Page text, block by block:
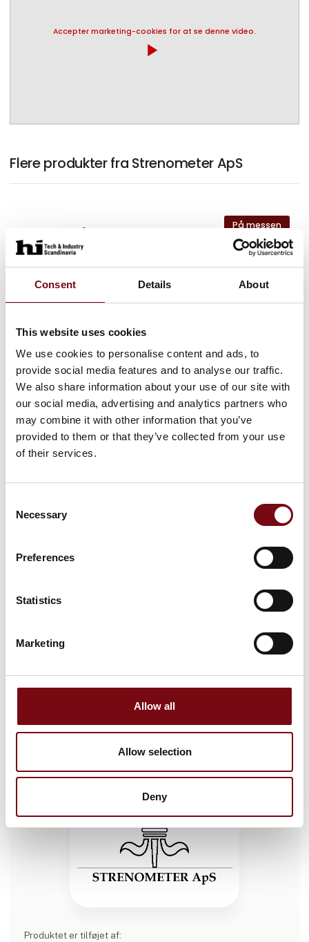
Consent Details About
This website uses cookies
We use cookies to personalise content and ads, to
provide social media features and to analyse our traffic.
We also share information about your use of our site with
our social media, advertising and analytics partners who
may combine it with other information that you’ve
provided to them or that they’ve collected from your use
of their services.
Selection
Necessary
Preferences
Statistics
Marketing
Allow all
Allow selection
Deny
Accepter marketing-cookies for at se denne video.
play_arrow
Flere produkter fra Strenometer ApS
På messen
UT Flaw Måler Sonatest Wave
UT korrosions og flawmåler Dakota
FX71-DL
På messen
UT Tykkelsesmåler Elcometer MTG-
serien
På messen
UT Præcisionsmåler Elcometer PTG-
serien
På messen
På messen
SITA ConSPector
Produktet er tilføjet af: